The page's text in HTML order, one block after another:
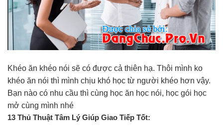
Khéo ăn khéo nói sẽ có được cả thiên hạ. Thôi mình ko
khéo ăn nói thì mình chịu khó học từ người khéo hơn vậy.
Bạn nào có nhu cầu thì cùng học ăn học nói, học gói học
mở cùng mình nhé
13 Thủ Thuật Tâm Lý Giúp Giao Tiếp Tốt: